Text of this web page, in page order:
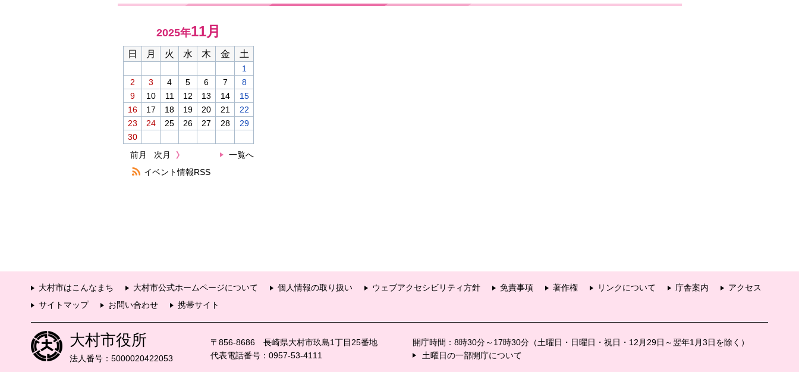
2025年11月
日 月 火 水 木 金 土
1
2
3 4 5 6 7
8
9
10 11 12 13 14
15
16
17 18 19 20 21
22
23
24 25 26 27 28
29
30
前月
一覧へ
次月
イベント情報RSS
大村市はこんなまち 大村市公式ホームページについて 個人情報の取り扱い ウェブアクセシビリティ方針 免責事項 著作権 リンクについて 庁舎案内
アクセス
サイトマップ
お問い合わせ 携帯サイト
大村市役所
法人番号：5000020422053
〒856-8686 長崎県大村市玖島1丁目25番地
代表電話番号：0957-53-4111
開庁時間：8時30分～17時30分（土曜日・日曜日・祝日・12月29日～翌年1月3日を除く）
土曜日の一部開庁について